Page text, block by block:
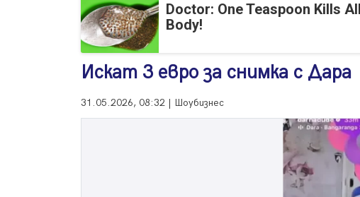
Doctor: One Teaspoon Kills
Body!
Искат 3 евро за снимка с Дара
31.05.2026, 08:32 | Шоубизнес